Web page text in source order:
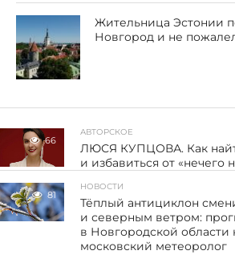
Жительница Эстонии
Новгород и не
66
АВТОРСКОЕ
ЛЮСЯ КУПЦОВА. Как
и избавиться от «нечего
81
НОВОСТИ
Тёплый антициклон
и северным ветром:
в Новгородской
московский метеоролог